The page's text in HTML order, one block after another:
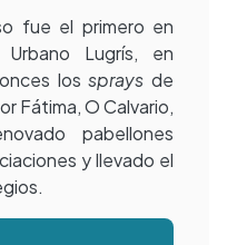
fue el primero en
Urbano Lugrís, en
lossprays de
Fátima, O Calvario,
pabellones
y llevado el